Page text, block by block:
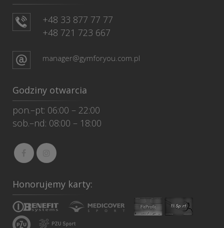
+48 33 877 77 77
+48 721 723 667
manager@gymforyou.com.pl
Godziny otwarcia
pon.–pt: 06:00 – 22:00
sob.–nd: 08:00 – 18:00
Honorujemy karty: